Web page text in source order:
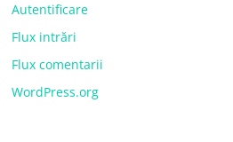
Autentificare
Flux intrări
Flux comentarii
WordPress.org